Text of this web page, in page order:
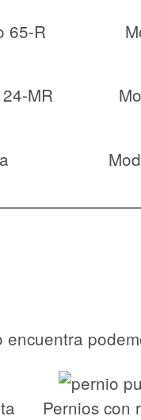
65-R
MR
Pernios con